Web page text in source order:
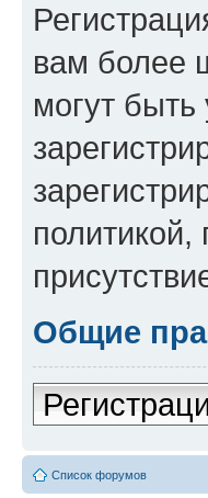
вам более
могут
Общие
Список форумов